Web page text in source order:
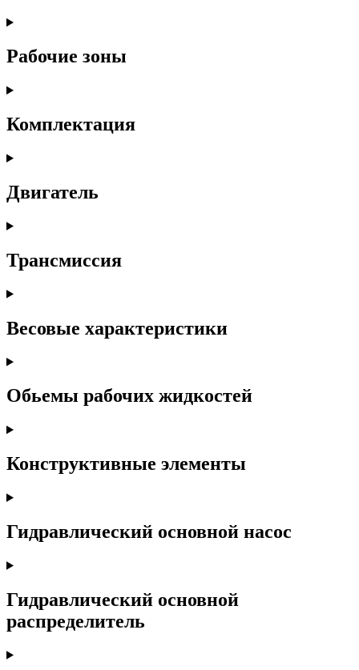
Рабочие зоны
Комплектация
Двигатель
Трансмиссия
Весовые характеристики
Обьемы рабочих жидкостей
Конструктивные элементы
Гидравлический основной насос
Гидравлический основной
распределитель